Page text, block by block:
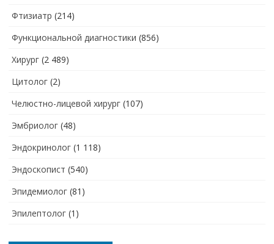
Фтизиатр (214)
Функциональной диагностики (856)
Хирург (2 489)
Цитолог (2)
Челюстно-лицевой хирург (107)
Эмбриолог (48)
Эндокринолог (1 118)
Эндоскопист (540)
Эпидемиолог (81)
Эпилептолог (1)